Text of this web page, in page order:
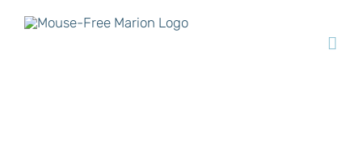
Skip